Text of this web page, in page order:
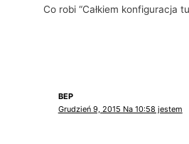
Co robi “Całkiem konfiguracja
BEP
Grudzień 9, 2015 Na 10:58 jestem